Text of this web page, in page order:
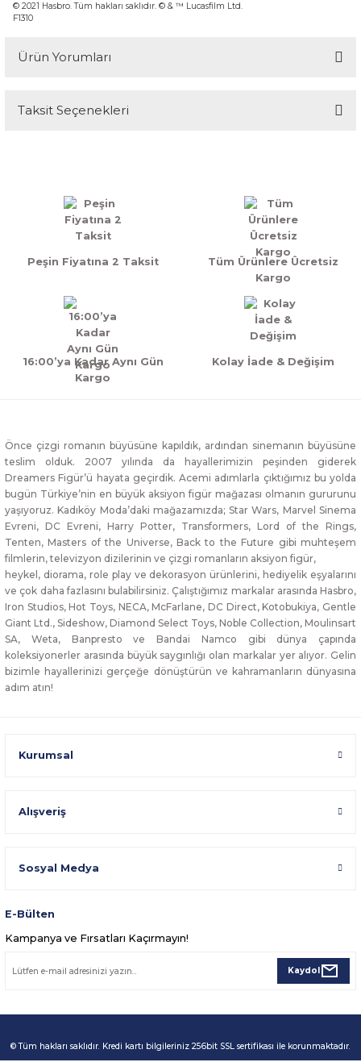
© 2021 Hasbro. Tüm hakları saklıdır. © & ™ Lucasfilm Ltd.
F1310
Ürün Yorumları
Bu ürüne ilk yorumu siz yapın!
Taksit Seçenekleri
Peşin Fiyatına 2 Taksit
Tüm Ürünlere Ücretsiz
Kargo
16:00’ya Kadar Aynı Gün
Kargo
Kolay İade & Değişim
Önce çizgi romanın büyüsüne kapıldık, ardından sinemanın büyüsüne
teslim olduk. 2007 yılında da hayallerimizin peşinden giderek
Dreamers Figür’ü hayata geçirdik. Acemi adımlarla çıktığımız bu yolda
bugün Türkiye’nin en büyük aksiyon figür mağazası olmanın gururunu
yaşıyoruz. Kadıköy Moda’daki mağazamızda; Star Wars, Marvel Sinema
Evreni, DC Evreni, Harry Potter, Transformers, Lord of the Rings,
Tenten, Masters of the Universe, Back to the Future gibi muhteşem
filmlerin, televizyon dizilerinin ve çizgi romanların aksiyon figür,
heykel, diorama, role play ve dekorasyon ürünlerini, hediyelik eşyalarını
ve çok daha fazlasını bulabilirsiniz. Çalıştığımız markalar arasında Hasbro,
Iron Studios, Hot Toys, NECA, McFarlane, DC Direct, Kotobukiya, Gentle
Giant Ltd., Sideshow, Diamond Select Toys, Noble Collection, Moulinsart
SA, Weta, Banpresto ve Bandai Namco gibi dünya çapında
koleksiyonerler arasında büyük saygınlığı olan markalar yer alıyor. Gelin
bizimle hayallerinizi gerçeğe dönüştürün ve kahramanların dünyasına
adım atın!
Kurumsal
Alışveriş
Sosyal Medya
E-Bülten
Kampanya ve Fırsatları Kaçırmayın!
Kaydol
© Tüm hakları saklıdır. Kredi kartı bilgileriniz 256bit SSL sertifikası ile korunmaktadır.